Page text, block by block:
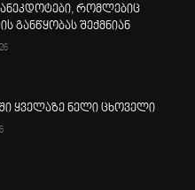
რომლებიც
განწყობას შექმნიან
ყველაზე ნელი ცხოველი